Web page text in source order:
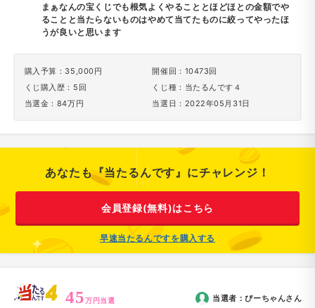
まぁなんの宝くじでも根気よくやることとほどほとの金額でや
ることと当たらないものはやめて当てたものに絞ってやったほ
うが良いと思います
購入予算：35,000円
くじ購入歴：5回
当選金：84万円
開催回：10473回
くじ種：当たるんです４
当選日：2022年05月31日
あなたも『当たるんです』にチャレンジ！
会員登録(無料)はこちら
早速当たるんですを購入する
45万円当選 当選者：ぴーちゃんさん